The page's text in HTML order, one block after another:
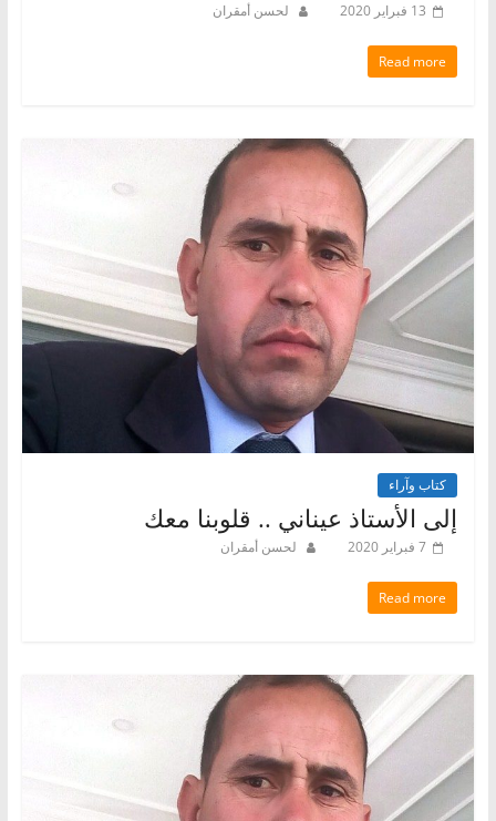
13 فبراير 2020 لحسن أمقران
Read more
كتاب وآراء
إلى الأستاذ عيناني .. قلوبنا معك
7 فبراير 2020 لحسن أمقران
Read more